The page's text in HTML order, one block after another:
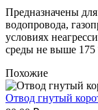
Предназначены
водопровода,
условиях
среды не выше
Похожие
Отвод гнутый